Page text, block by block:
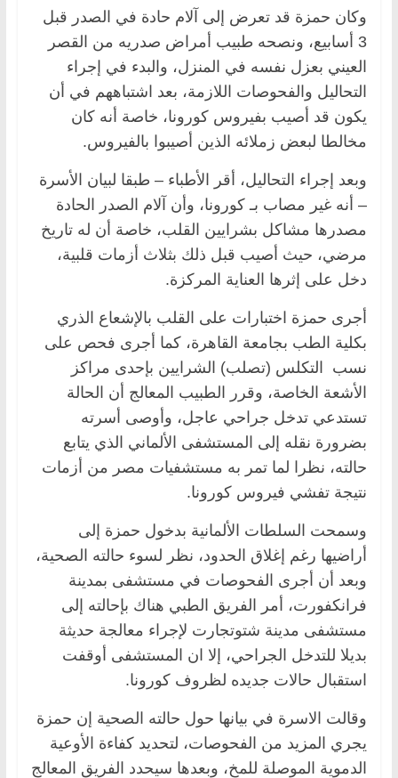
وكان حمزة قد تعرض إلى آلام حادة في الصدر قبل
3 أسابيع، ونصحه طبيب أمراض صدريه من القصر
العيني بعزل نفسه في المنزل، والبدء في إجراء
التحاليل والفحوصات اللازمة، بعد اشتباههم في أن
يكون قد أصيب بفيروس كورونا، خاصة أنه كان
مخالطا لبعض زملائه الذين أصيبوا بالفيروس.
وبعد إجراء التحاليل، أقر الأطباء – طبقا لبيان الأسرة
– أنه غير مصاب بـ كورونا، وأن آلام الصدر الحادة
مصدرها مشاكل بشرايين القلب، خاصة أن له تاريخ
مرضي، حيث أصيب قبل ذلك بثلاث أزمات قلبية،
دخل على إثرها العناية المركزة.
أجرى حمزة اختبارات على القلب بالإشعاع الذري
بكلية الطب بجامعة القاهرة، كما أجرى فحص على
نسب التكلس (تصلب) الشرايين بإحدى مراكز
الأشعة الخاصة، وقرر الطبيب المعالج أن الحالة
تستدعي تدخل جراحي عاجل، وأوصى أسرته
بضرورة نقله إلى المستشفى الألماني الذي يتابع
حالته، نظرا لما تمر به مستشفيات مصر من أزمات
نتيجة تفشي فيروس كورونا.
وسمحت السلطات الألمانية بدخول حمزة إلى
أراضيها رغم إغلاق الحدود، نظر لسوء حالته الصحية،
وبعد أن أجرى الفحوصات في مستشفى بمدينة
فرانكفورت، أمر الفريق الطبي هناك بإحالته إلى
مستشفى مدينة شتوتجارت لإجراء معالجة حديثة
بديلا للتدخل الجراحي، إلا ان المستشفى أوقفت
استقبال حالات جديده لظروف كورونا.
وقالت الاسرة في بيانها حول حالته الصحية إن حمزة
يجري المزيد من الفحوصات، لتحديد كفاءة الأوعية
الدموية الموصلة للمخ، وبعدها سيحدد الفريق المعالج